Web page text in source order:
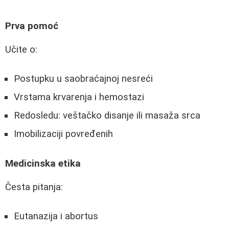
Prva pomoć
Učite o:
Postupku u saobraćajnoj nesreći
Vrstama krvarenja i hemostazi
Redosledu: veštačko disanje ili masaža srca
Imobilizaciji povređenih
Medicinska etika
Česta pitanja:
Eutanazija i abortus